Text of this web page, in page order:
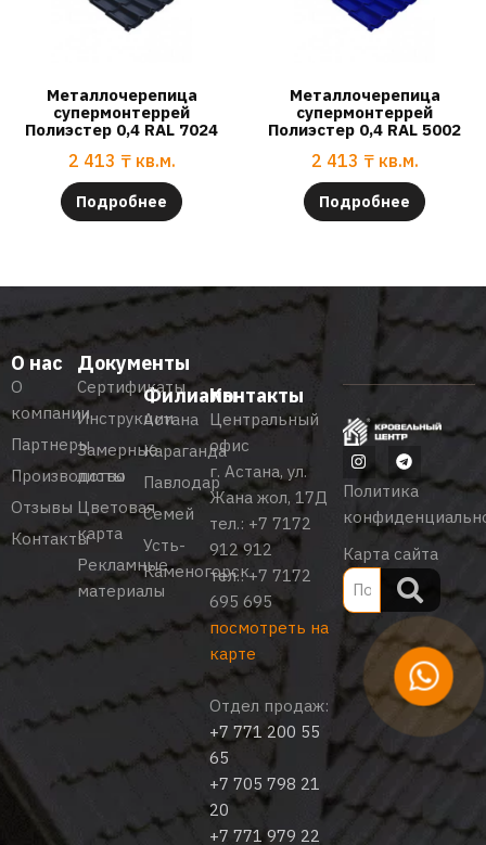
Металлочерепица
супермонтеррей
Полиэстер 0,4 RAL 7024
2 413 ₸ кв.м.
Подробнее
Металлочерепица
супермонтеррей
Полиэстер 0,4 RAL 5002
2 413 ₸ кв.м.
Подробнее
О нас
О
компании
Партнеры
Производство
Отзывы
Контакты
Документы
Сертификаты
Инструкции
Замерные
листы
Цветовая
карта
Рекламные
материалы
Филиалы
Астана
Караганда
Павлодар
Семей
Усть-
Каменогорск
Контакты
Центральный
офис
г. Астана, ул.
Жана жол, 17Д
тел.: +7 7172
912 912
тел.:+7 7172
695 695
посмотреть на
карте
Отдел продаж:
+7 771 200 55
65
+7 705 798 21
20
+7 771 979 22
Политика
Карта сайта